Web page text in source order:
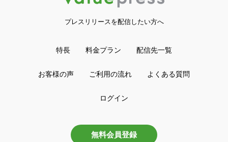
プレスリリースを配信したい方へ
特長 料金プラン 配信先一覧
お客様の声 ご利用の流れ よくある質問
ログイン
無料会員登録